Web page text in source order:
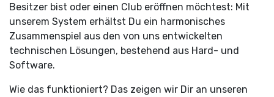
Besitzer bist oder einen Club eröffnen möchtest: Mit
unserem System erhältst Du ein harmonisches
Zusammenspiel aus den von uns entwickelten
technischen Lösungen, bestehend aus Hard- und
Software.
Wie das funktioniert? Das zeigen wir Dir an unseren